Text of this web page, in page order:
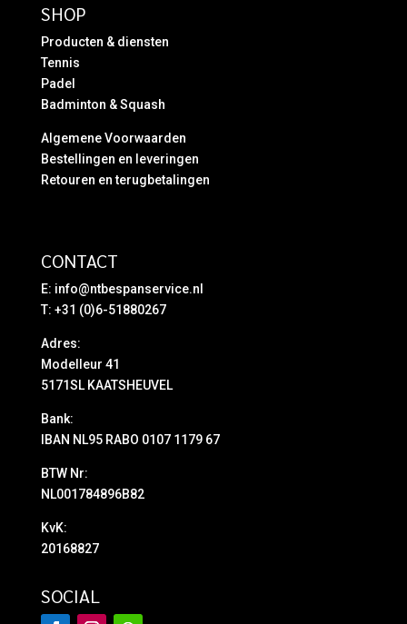
SHOP
Producten & diensten
Tennis
Padel
Badminton & Squash
Algemene Voorwaarden
Bestellingen en leveringen
Retouren en terugbetalingen
CONTACT
E: info@ntbespanservice.nl
T: +31 (0)6-51880267
Adres:
Modelleur 41
5171SL KAATSHEUVEL
Bank:
IBAN NL95 RABO 0107 1179 67
BTW Nr:
NL001784896B82
KvK:
20168827
SOCIAL